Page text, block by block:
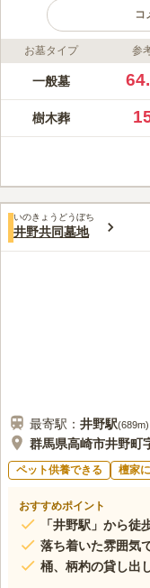
コ
ライフドット編集部のコ
開放感があり大
墓地内には一
応じて料金が
この霊園はまだ誰からも
お墓タイプ 参
一般墓
樹木葬
いのきょうどうぼち
井野共同墓地
最寄駅： 井野駅(689m)
群馬県高崎市井野町
ペット供養できる 檀家
おすすめポイント
「井野駅」から徒
落ち着いた雰囲気
桶、柄杓の貸し出